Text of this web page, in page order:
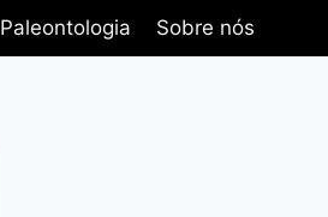
Paleontologia Sobre nós